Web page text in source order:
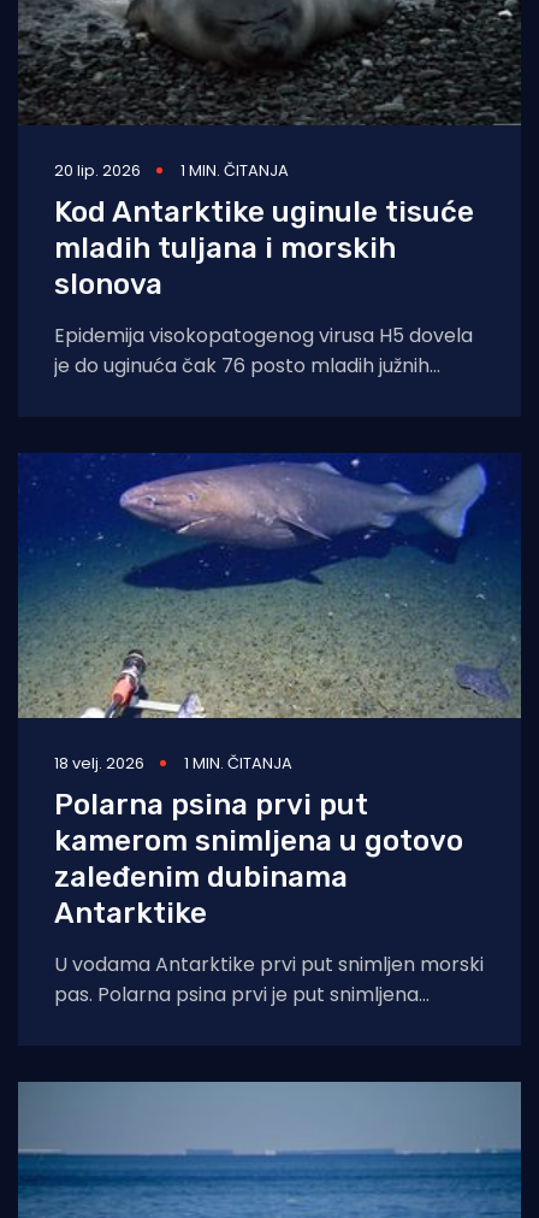
20 lip. 2026 1 MIN. ČITANJA
Kod Antarktike uginule tisuće
mladih tuljana i morskih
slonova
Epidemija visokopatogenog virusa H5 dovela
je do uginuća čak 76 posto mladih južnih
18 velj. 2026 1 MIN. ČITANJA
Polarna psina prvi put
kamerom snimljena u gotovo
zaleđenim dubinama
Antarktike
U vodama Antarktike prvi put snimljen morski
pas. Polarna psina prvi je put snimljena